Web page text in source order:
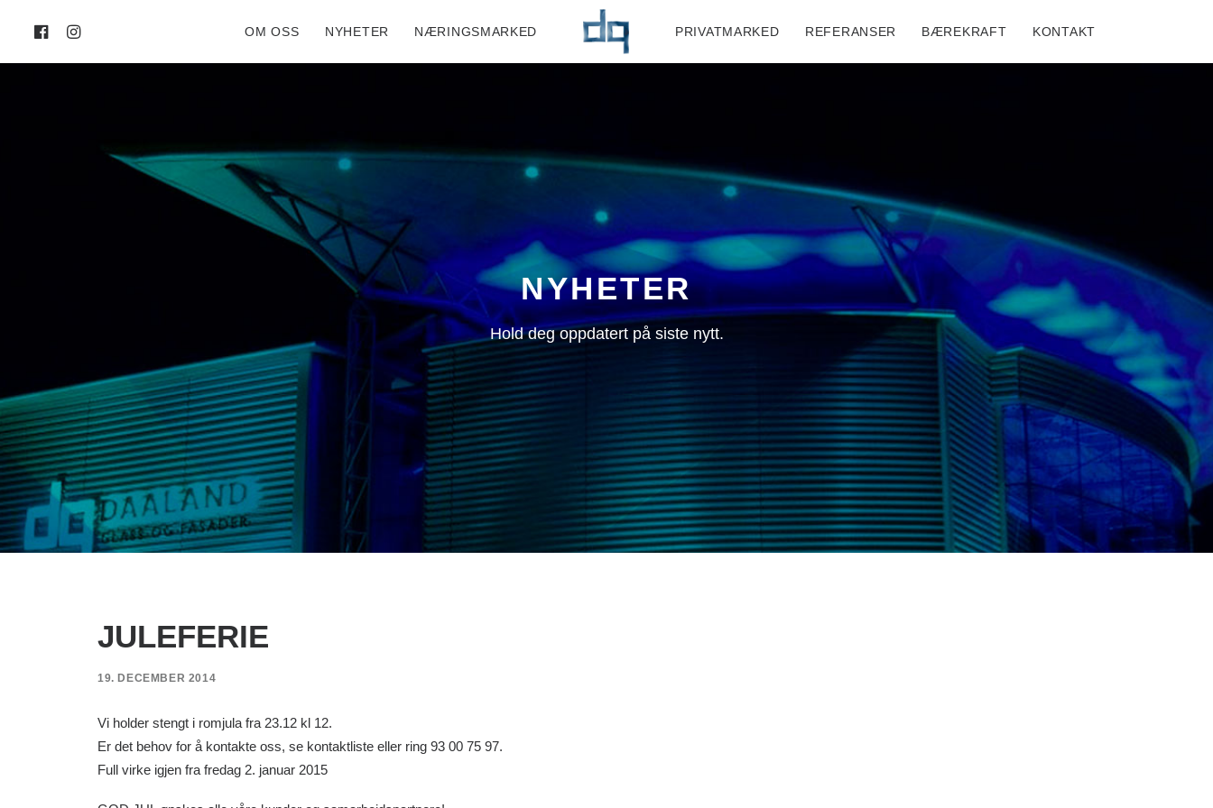
OM OSS NYHETER NÆRINGSMARKED PRIVATMARKED REFERANSER BÆREKRAFT KONTAKT
NYHETER
Hold deg oppdatert på siste nytt.
JULEFERIE
19. DECEMBER 2014
Vi holder stengt i romjula fra 23.12 kl 12.
Er det behov for å kontakte oss, se kontaktliste eller ring 93 00 75 97.
Full virke igjen fra fredag 2. januar 2015